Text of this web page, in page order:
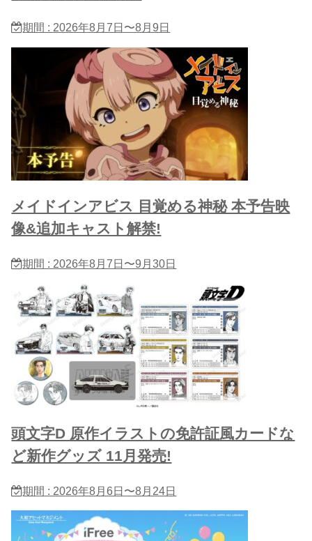
期間 : 2026年8月7日〜8月9日
メイドインアビス 目覚める神秘 本予告映
像&追加キャスト解禁!
期間 : 2026年8月7日〜9月30日
頭文字D 原作イラストの免許証風カードな
ど新作グッズ 11月発売!
期間 : 2026年8月6日〜8月24日